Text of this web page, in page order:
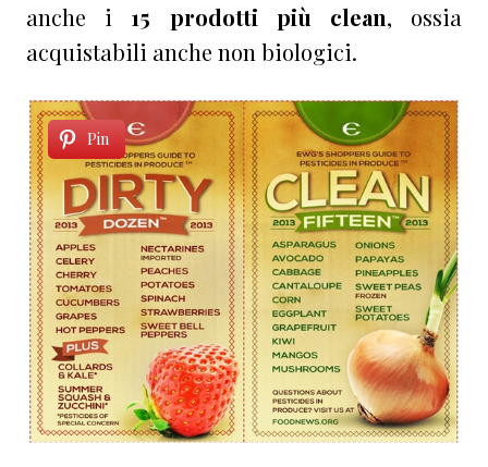
anche i 15 prodotti più clean, ossia
acquistabili anche non biologici.
Pin